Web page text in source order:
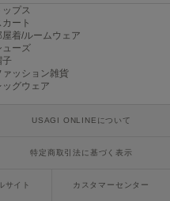
ップス
カート
屋着/ルームウェア
ューズ
子
ァッション雑貨
ッグウェア
USAGI ONLINEについて
特定商取引法に基づく表示
サイト カスタマーセンター